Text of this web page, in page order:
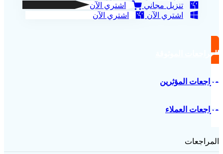
تنزيل مجاني
اشتري الآن
اشتري الآن
اشتري الآن
المراجعات الموثوقة
مراجعات المؤثرين
مراجعات العملاء
المراجعات